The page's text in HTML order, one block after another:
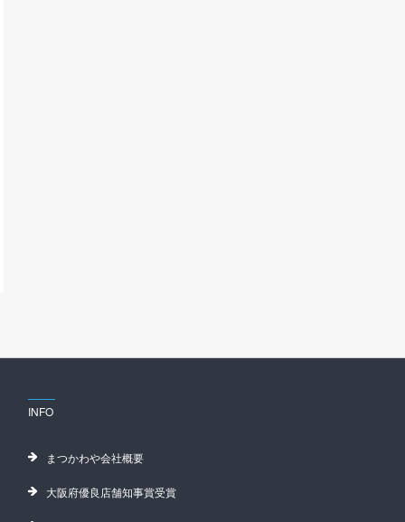
INFO
まつかわや会社概要
大阪府優良店舗知事賞受賞